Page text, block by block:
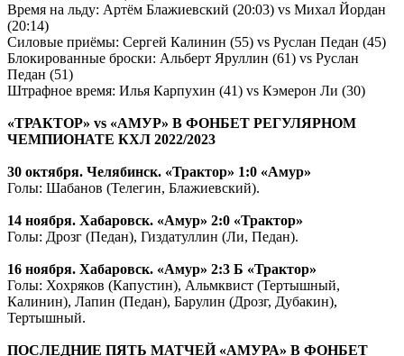
Время на льду: Артём Блажиевский (20:03) vs Михал Йордан
(20:14)
Силовые приёмы: Сергей Калинин (55) vs Руслан Педан (45)
Блокированные броски: Альберт Яруллин (61) vs Руслан
Педан (51)
Штрафное время: Илья Карпухин (41) vs Кэмерон Ли (30)
«ТРАКТОР» vs «АМУР» В ФОНБЕТ РЕГУЛЯРНОМ
ЧЕМПИОНАТЕ КХЛ 2022/2023
30 октября. Челябинск. «Трактор» 1:0 «Амур»
Голы: Шабанов (Телегин, Блажиевский).
14 ноября. Хабаровск. «Амур» 2:0 «Трактор»
Голы: Дрозг (Педан), Гиздатуллин (Ли, Педан).
16 ноября. Хабаровск. «Амур» 2:3 Б «Трактор»
Голы: Хохряков (Капустин), Альмквист (Тертышный,
Калинин), Лапин (Педан), Барулин (Дрозг, Дубакин),
Тертышный.
ПОСЛЕДНИЕ ПЯТЬ МАТЧЕЙ «АМУРА» В ФОНБЕТ